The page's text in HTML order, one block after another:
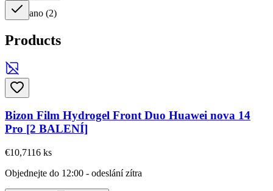
ano (2)
Products
Bizon Film Hydrogel Front Duo Huawei nova 14
Pro [2 BALENÍ]
€10,7116 ks
Objednejte do 12:00 - odeslání zítra